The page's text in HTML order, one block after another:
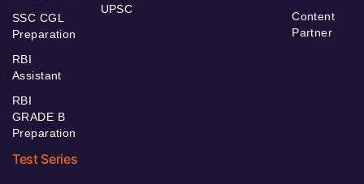
SSC CGL
Preparation
RBI
Assistant
RBI
GRADE B
Preparation
UPSC
Content
Partner
Test Series